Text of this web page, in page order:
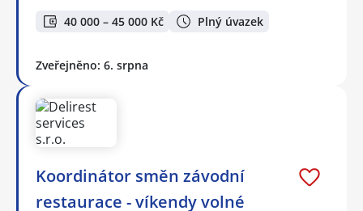
40 000 – 45 000 Kč Plný úvazek
Zveřejněno: 6. srpna
Koordinátor směn závodní
restaurace - víkendy volné